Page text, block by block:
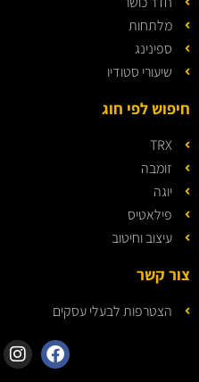
מלתחות
ספינינג
שיעורי סטודיו
חיפוש לפי חוג
TRX
זומבה
יוגה
פילאטיס
עיצוב וחיטוב
צור קשר
הצטרפות לבעלי עסקים